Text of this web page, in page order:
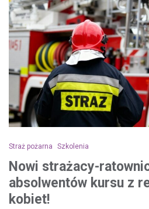
Straż pożarna Szkolenia
Nowi strażacy-
absolwentów kursu z
kobiet!